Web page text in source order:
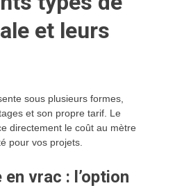
et leurs
sous plusieurs formes,
et son propre tarif. Le
directement le coût au mètre
pour vos projets.
vrac : l’option